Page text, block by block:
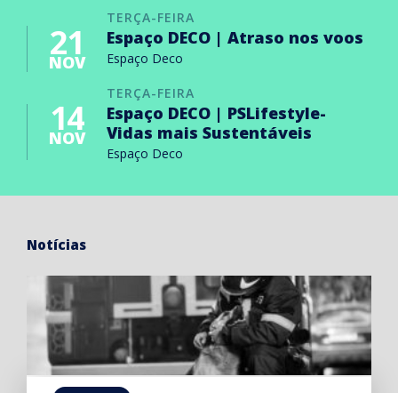
TERÇA-FEIRA
21
NOV
Espaço DECO | Atraso nos voos
Espaço Deco
TERÇA-FEIRA
14
NOV
Espaço DECO | PSLifestyle-
Vidas mais Sustentáveis
Espaço Deco
Notícias